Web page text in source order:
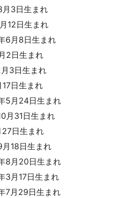
3日生まれ
12日生まれ
6月8日生まれ
2日生まれ
3日生まれ
日生まれ
5月24日生まれ
月31日生まれ
日生まれ
18日生まれ
8月20日生まれ
3月17日生まれ
7月29日生まれ